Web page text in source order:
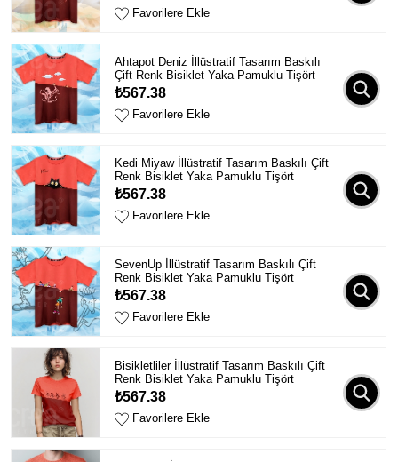
Favorilere Ekle
Ahtapot Deniz İllüstratif Tasarım Baskılı
Çift Renk Bisiklet Yaka Pamuklu Tişört
₺567.38
Favorilere Ekle
Kedi Miyaw İllüstratif Tasarım Baskılı Çift
Renk Bisiklet Yaka Pamuklu Tişört
₺567.38
Favorilere Ekle
SevenUp İllüstratif Tasarım Baskılı Çift
Renk Bisiklet Yaka Pamuklu Tişört
₺567.38
Favorilere Ekle
Bisikletliler İllüstratif Tasarım Baskılı Çift
Renk Bisiklet Yaka Pamuklu Tişört
₺567.38
Favorilere Ekle